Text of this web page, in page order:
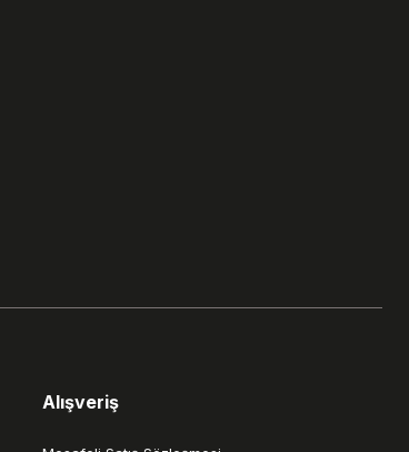
Alışveriş